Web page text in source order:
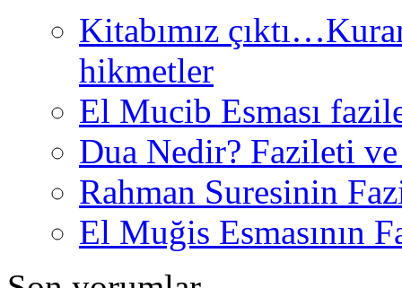
Kitabımız
hikmetler
El Mucib Esması
Dua Nedir? Fazileti
Rahman Suresinin
El Muğis Esmasının